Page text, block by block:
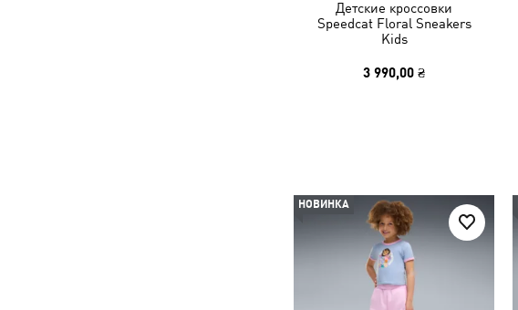
Детские кроссовки
Speedcat Floral Sneakers
Kids
3 990,00 ₴
НОВИНКА